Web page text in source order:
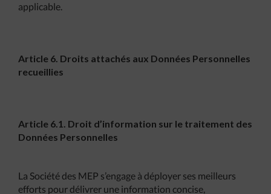
applicable.
Article 6. Droits attachés aux Données Personnelles
recueillies
Article 6.1. Droit d’information sur le traitement des
Données Personnelles
La Société des MEP s’engage à déployer ses meilleurs
efforts pour délivrer une information concise,